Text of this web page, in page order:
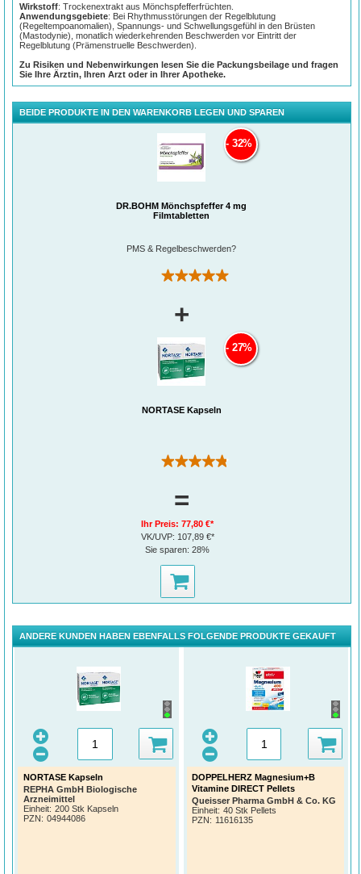
Wirkstoff: Trockenextrakt aus Mönchspfefferfrüchten.
Anwendungsgebiete: Bei Rhythmusstörungen der Regelblutung
(Regeltempoanomalien), Spannungs- und Schwellungsgefühl in den Brüsten
(Mastodynie), monatlich wiederkehrenden Beschwerden vor Eintritt der
Regelblutung (Prämenstruelle Beschwerden).
Zu Risiken und Nebenwirkungen lesen Sie die Packungsbeilage und fragen
Sie Ihre Ärztin, Ihren Arzt oder in Ihrer Apotheke.
BEIDE PRODUKTE IN DEN WARENKORB LEGEN UND SPAREN
DR.BÖHM Mönchspfeffer 4 mg
Filmtabletten
PMS & Regelbeschwerden?
(2)
32%
+
NORTASE Kapseln
(21)
27%
=
Ihr Preis:77,80 €*
VK/UVP: 107,89 €*
Sie sparen:28%
ANDERE KUNDEN HABEN EBENFALLS FOLGENDE PRODUKTE GEKAUFT
NORTASE Kapseln
REPHA GmbH Biologische
Arzneimittel
Einheit: 200 Stk Kapseln
PZN: 04944086
DOPPELHERZ Magnesium+B
Vitamine DIRECT Pellets
Queisser Pharma GmbH & Co. KG
Einheit: 40 Stk Pellets
PZN: 11616135